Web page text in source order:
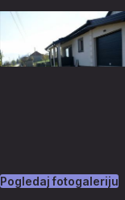
Pogledaj fotogaleriju